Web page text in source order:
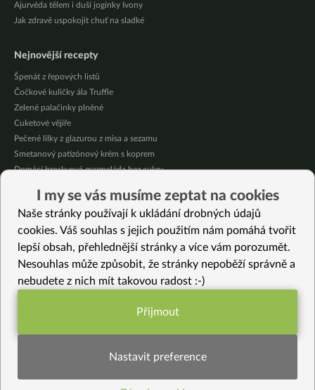
Ajurvéda tělem i duší jogínky Ivony
Jak zdravě uspokojit chuť na sladké
Nejnovější recepty
Špenát z řepových listů
Čočkové kuličky ála Truffle
Zelené palačinky plněné
Cuketové vějíře
Pečené lilky z glazurou z misa a sezamu
Smetanový patizónový krém s koprem
Domácí broskvová marmeláda bez cukru
Citrónové jablečné muffiny se sójovou šlehačkou
Oves provoněný citrónem a bazalkou
Vybrané recepty
Tuřín po indicku
Labužnická hrachová omáčka s pórkem, mrkví a saturejkou
Seitanové plátky na houbách
Lahodný salát z daikonu s kysaným zelím a fazolemi
I my se vás musíme zeptat na cookies
Naše stránky používají k ukládání drobných údajů
cookies. Váš souhlas s jejich použitím nám pomáhá tvořit
lepší obsah, přehlednější stránky a více vám porozumět.
Nesouhlas může způsobit, že stránky nepoběží správně a
nebudete z nich mít takovou radost :-)
Funkční nastavení potřebujeme (vždy
Přijmout
Nastavit preference